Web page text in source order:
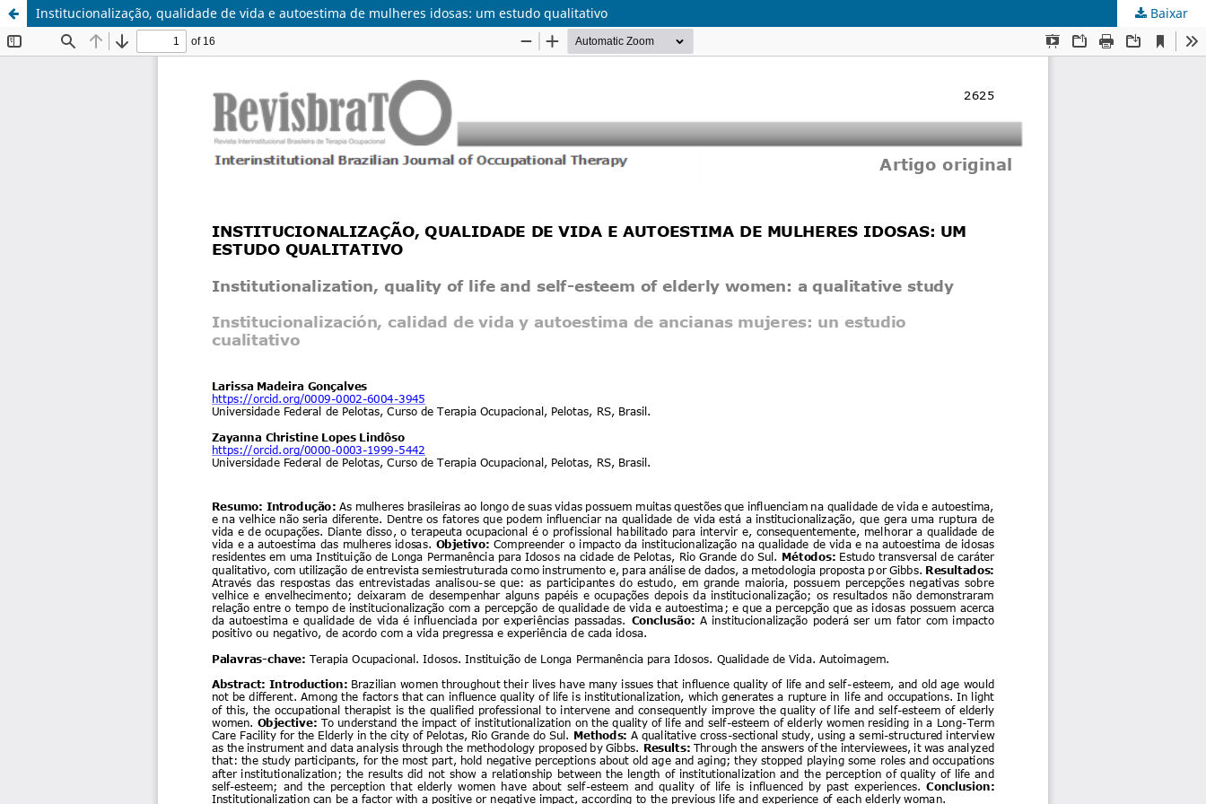
Institucionalização, qualidade de vida e autoestima de mulheres idosas: um estudo qualitativo Baixar